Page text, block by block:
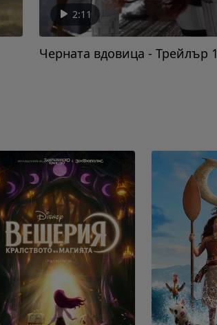
2:11
Черната вдовица - Трейлър 1